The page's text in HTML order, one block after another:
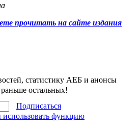
прочитать на сайте издания
статистику АЕБ и анонсы
остальных!
Подписаться